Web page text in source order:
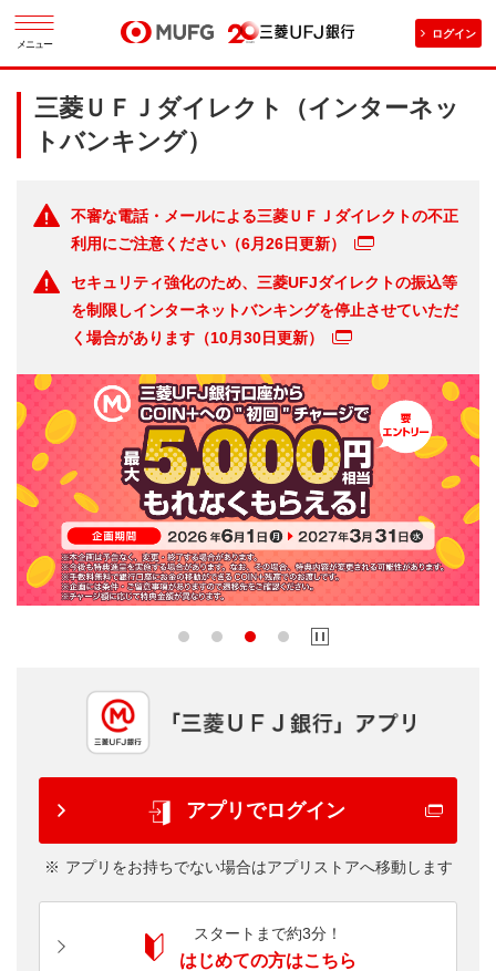
メニュー
ログイン
三菱ＵＦＪダイレクト（インターネッ
トバンキング）
不審な電話・メールによる三菱ＵＦＪダイレクトの不正
利用にご注意ください（6月26日更新）
セキュリティ強化のため、三菱UFJダイレクトの振込等
を制限しインターネットバンキングを停止させていただ
く場合があります（10月30日更新）
アプリでログイン
アプリをお持ちでない場合はアプリストアへ移動します
スタートまで約3分！
はじめての方はこちら